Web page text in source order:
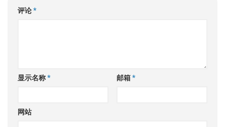
评论*
显示名称* 邮箱*
网站